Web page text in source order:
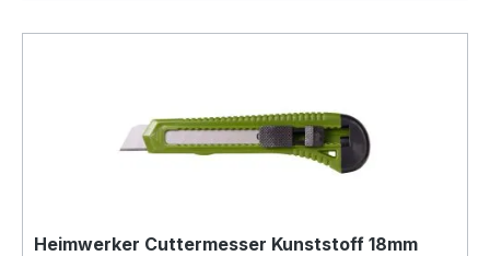
Heimwerker Cuttermesser Kunststoff 18mm